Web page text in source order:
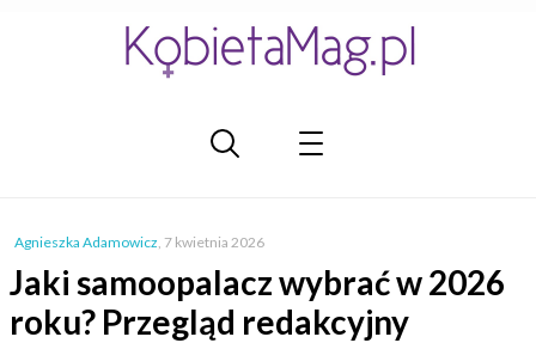
Agnieszka Adamowicz, 7 kwietnia 2026
Jaki samoopalacz wybrać w 2026
roku? Przegląd redakcyjny